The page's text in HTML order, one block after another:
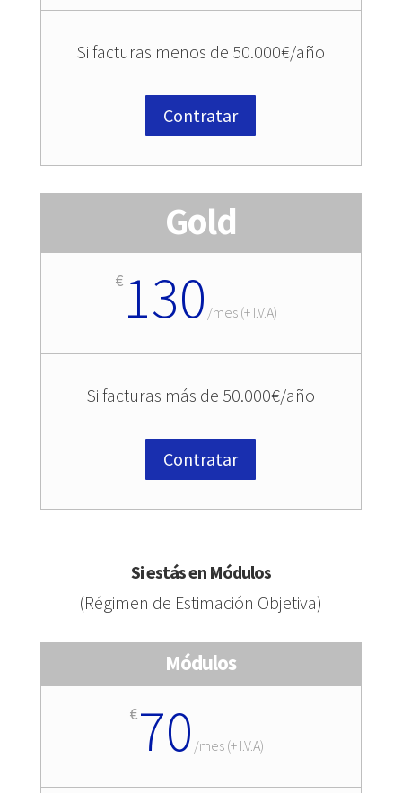
Si facturas menos de 50.000€/año
Contratar
Gold
€ 130 /mes (+ I.V.A)
Si facturas más de 50.000€/año
Contratar
Si estás en Módulos
(Régimen de Estimación Objetiva)
Módulos
€70 /mes (+ I.V.A)